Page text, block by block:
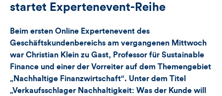
und
Kommentare
dieses
Artikels
startet Expertenevent-Reihe
Beim ersten Online Expertenevent des
Geschäftskundenbereichs am vergangenen Mittwoch
war Christian Klein zu Gast, Professor für Sustainable
Finance und einer der Vorreiter auf dem Themengebiet
„Nachhaltige Finanzwirtschaft“. Unter dem Titel
„Verkaufsschlager Nachhaltigkeit: Was der Kunde will